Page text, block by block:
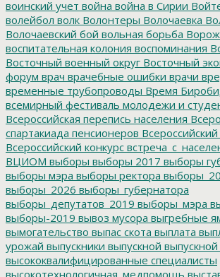
воинский учет война война в Сирии
волейбол волк Волонтеры Волочаевка
Волочаевский бой вольная борьба
воспитательная колония воспоминания
Восточный военный округ Восточный
форум врач врачебные ошибки врачи
временные трубопроводы Время
всемирный фестиваль молодежи и
Всероссийская перепись населения
спартакиада пенсионеров
Всероссийский конкурс
ВЦИОМ выборы выборы 2017 выборы
выборы мэра выборы ректора
выборы_2026 выборы_губернатора
выборы_депутатов_2019 выборы_мэра
выборы-2019 вывоз мусора выгребные
вымогательство выпас скота выплата
урожай выпускники выпускной
высококвалифицированные специалисты
высокотехнологичная_медпомощь